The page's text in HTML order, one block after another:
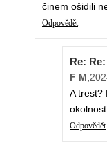
činem ošidili
Odpovědět
Re:
F M,
A trest?
Odpovědět